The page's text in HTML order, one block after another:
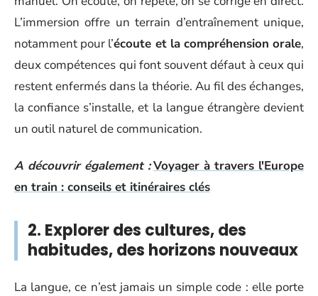
L’immersion offre un terrain d’entraînement unique,
notamment pour l’écoute et la compréhension orale,
deux compétences qui font souvent défaut à ceux qui
restent enfermés dans la théorie. Au fil des échanges,
la confiance s’installe, et la langue étrangère devient
un outil naturel de communication.
A découvrir également : Voyager à travers l'Europe
en train : conseils et itinéraires clés
2. Explorer des cultures, des
habitudes, des horizons nouveaux
La langue, ce n’est jamais un simple code : elle porte